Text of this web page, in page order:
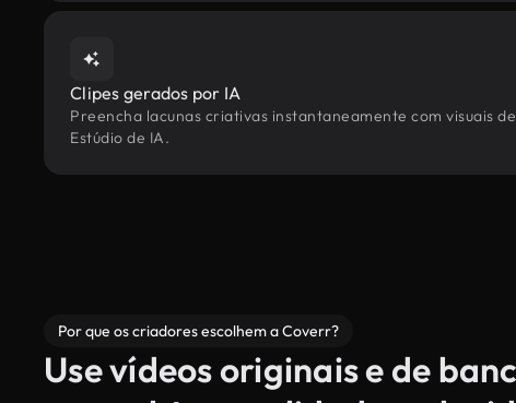
Clipes gerados por IA
Preencha lacunas criativas instantaneamente com visuais
Estúdio de IA.
Por que os criadores escolhem a Coverr?
Use vídeos originais e de